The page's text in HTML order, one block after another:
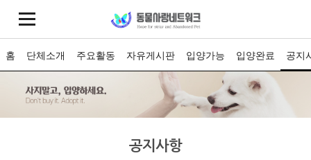
홈 단체소개 주요활동 자유게시판 입양가능 입양완료 공지
공지사항